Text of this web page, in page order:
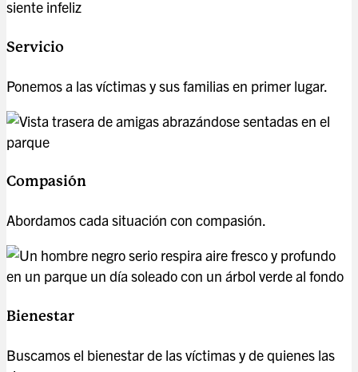
Servicio
Ponemos a las víctimas y sus familias en primer lugar.
Compasión
Abordamos cada situación con compasión.
Bienestar
Buscamos el bienestar de las víctimas y de quienes las